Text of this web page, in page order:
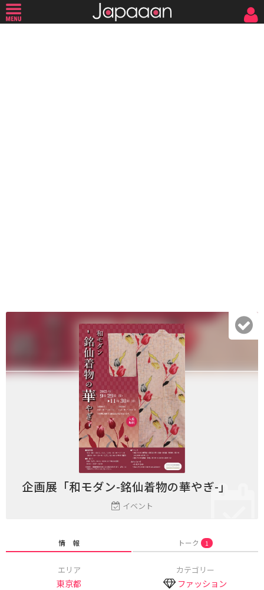
企画展「和モダン-銘仙着物の華やぎ-」
イベント
情 報 トーク 1
エリア
東京都
カテゴリー
ファッション